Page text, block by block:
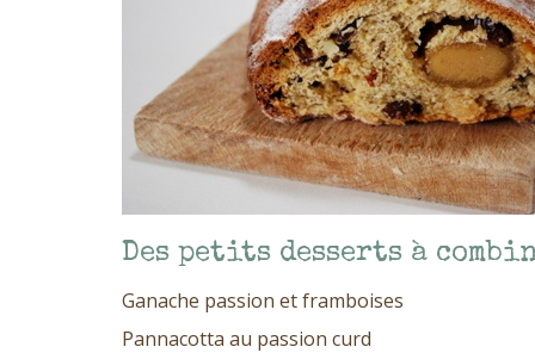
Des petits desserts à
Ganache passion et framboises
Pannacotta au passion curd